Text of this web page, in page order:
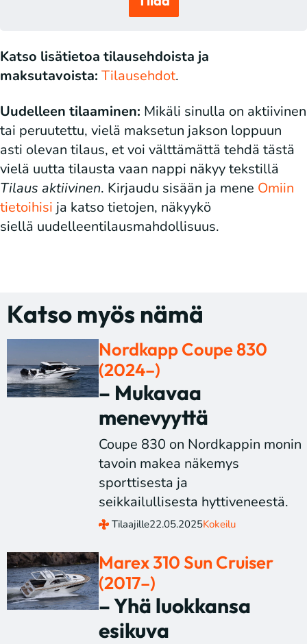
Katso lisätietoa tilausehdoista ja
maksutavoista: Tilausehdot.
Uudelleen tilaaminen: Mikäli sinulla on aktiivinen
tai peruutettu, vielä maksetun jakson loppuun
asti olevan tilaus, et voi välttämättä tehdä tästä
vielä uutta tilausta vaan nappi näkyy tekstillä
Tilaus aktiivinen. Kirjaudu sisään ja mene Omiin
tietoihisi ja katso tietojen, näkyykö
siellä uudelleentilausmahdollisuus.
Katso myös nämä
Nordkapp Coupe 830
(2024–)
– Mukavaa
menevyyttä
Coupe 830 on Nordkappin monin
tavoin makea näkemys
sporttisesta ja
seikkailullisesta hyttiveneestä.
Tilaajille22.05.2025Kokeilu
Marex 310 Sun Cruiser
(2017–)
– Yhä luokkansa
esikuva